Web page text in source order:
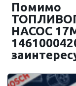
Помимо
НАСОС